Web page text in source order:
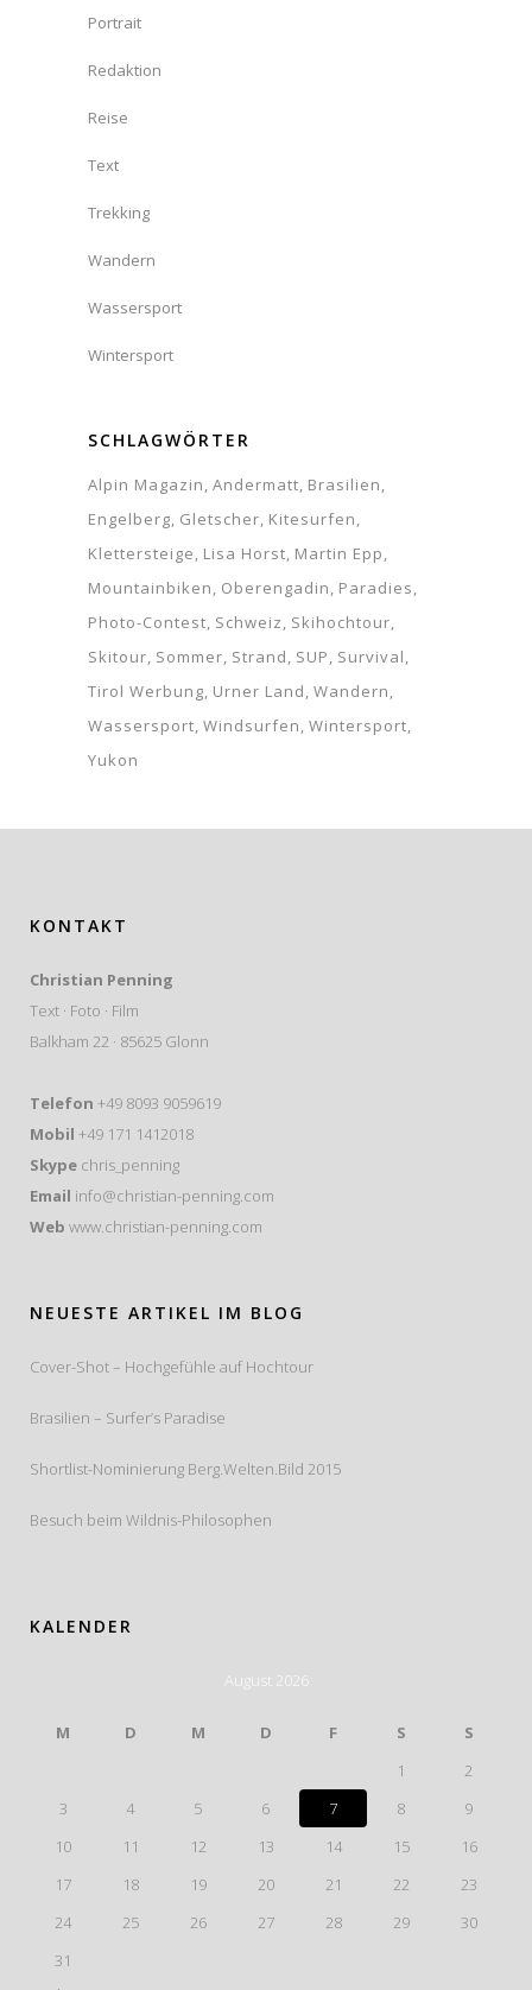
Portrait
Redaktion
Reise
Text
Trekking
Wandern
Wassersport
Wintersport
SCHLAGWÖRTER
Alpin Magazin Andermatt Brasilien
Engelberg Gletscher Kitesurfen
Klettersteige Lisa Horst Martin Epp
Mountainbiken Oberengadin Paradies
Photo-Contest Schweiz Skihochtour
Skitour Sommer Strand SUP Survival
Tirol Werbung Urner Land Wandern
Wassersport Windsurfen Wintersport
Yukon
KONTAKT
Christian Penning
Text · Foto · Film
Balkham 22 · 85625 Glonn
Telefon +49 8093 9059619
Mobil +49 171 1412018
Skype chris_penning
Email info@christian-penning.com
Web www.christian-penning.com
NEUESTE ARTIKEL IM BLOG
Cover-Shot – Hochgefühle auf Hochtour
Brasilien – Surfer’s Paradise
Shortlist-Nominierung Berg.Welten.Bild 2015
Besuch beim Wildnis-Philosophen
KALENDER
August 2026
M D M D F S
S
1
2
3
4 5 6 7 8
9
10
11 12 13 14 15
16
17
18 19 20 21 22
23
24
25 26 27 28 29
30
31